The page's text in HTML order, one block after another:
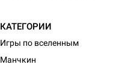
КАТЕГОРИИ
Игры по вселенным
Манчкин